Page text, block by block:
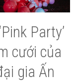
Party’
cưới của
gia Ấn